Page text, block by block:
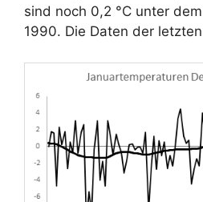
sind noch 0,2 °C unter
1990. Die Daten der